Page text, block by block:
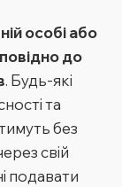
особі або
до
. Будь-які
та
без
свій
подавати